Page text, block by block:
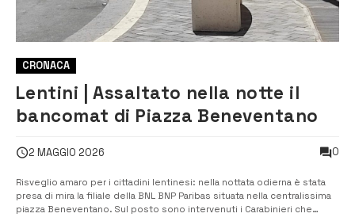
CRONACA
Lentini | Assaltato nella notte il
bancomat di Piazza Beneventano
2 MAGGIO 2026 0
Risveglio amaro per i cittadini lentinesi: nella nottata odierna è stata
presa di mira la filiale della BNL BNP Paribas situata nella centralissima
piazza Beneventano. Sul posto sono intervenuti i Carabinieri che